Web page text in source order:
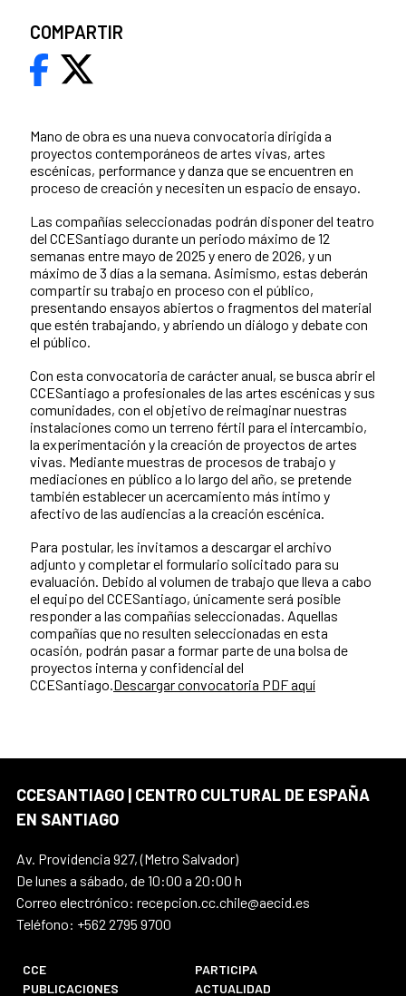
Mano de obra es una nueva convocatoria dirigida a
proyectos contemporáneos de artes vivas, artes
escénicas, performance y danza que se encuentren en
proceso de creación y necesiten un espacio de ensayo.
Las compañías seleccionadas podrán disponer del teatro
del CCESantiago durante un periodo máximo de 12
semanas entre mayo de 2025 y enero de 2026, y un
máximo de 3 días a la semana. Asimismo, estas deberán
compartir su trabajo en proceso con el público,
presentando ensayos abiertos o fragmentos del material
que estén trabajando, y abriendo un diálogo y debate con
el público.
Con esta convocatoria de carácter anual, se busca abrir el
CCESantiago a profesionales de las artes escénicas y sus
comunidades, con el objetivo de reimaginar nuestras
instalaciones como un terreno fértil para el intercambio,
la experimentación y la creación de proyectos de artes
vivas. Mediante muestras de procesos de trabajo y
mediaciones en público a lo largo del año, se pretende
también establecer un acercamiento más íntimo y
afectivo de las audiencias a la creación escénica.
Para postular, les invitamos a descargar el archivo
adjunto y completar el formulario solicitado para su
evaluación. Debido al volumen de trabajo que lleva a cabo
el equipo del CCESantiago, únicamente será posible
responder a las compañías seleccionadas. Aquellas
compañías que no resulten seleccionadas en esta
ocasión, podrán pasar a formar parte de una bolsa de
proyectos interna y confidencial del
CCESantiago. Descargar convocatoria PDF aquí
COMPARTIR
CCESANTIAGO | CENTRO CULTURAL DE ESPAÑA
EN SANTIAGO
Av. Providencia 927, (Metro Salvador)
De lunes a sábado, de 10:00 a 20:00 h
Correo electrónico: recepcion.cc.chile@aecid.es
Teléfono: +562 2795 9700
CCE
PARTICIPA
PUBLICACIONES
ACTUALIDAD